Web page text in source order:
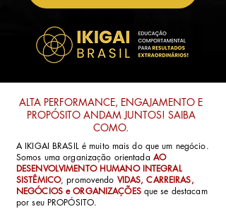
ALTA PERFORMANCE, ENGAJAMENTO E
PROPÓSITO ANDAM JUNTOS! SAIBA
COMO.
A IKIGAI BRASIL é muito mais do que um negócio.
Somos uma organização orientada AO
DESENVOLVIMENTO HUMANO INTEGRAL
SISTÊMICO, promovendo VIDAS, CARREIRAS,
NEGÓCIOS e ORGANIZAÇÕESque se destacam
por seu PROPÓSITO.